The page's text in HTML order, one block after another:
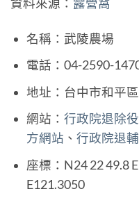
名稱：武陵農場
電話：04-2590-
地址：台中市和平
網站： 行政院退除
方網站 、 行政院退
座標：N24 22 49.8
E121.3050